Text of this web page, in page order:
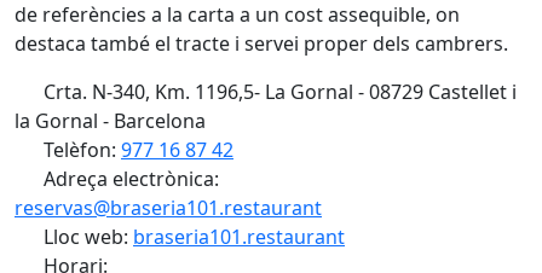
de referències a la carta a un cost assequible, on
destaca també el tracte i servei proper dels cambrers.
Crta. N-340, Km. 1196,5- La Gornal - 08729 Castellet i
la Gornal - Barcelona
Telèfon: 977 16 87 42
Adreça electrònica:
reservas@braseria101.restaurant
Lloc web: braseria101.restaurant
Horari: